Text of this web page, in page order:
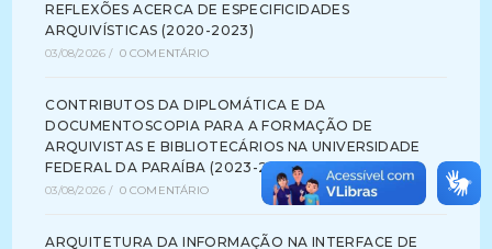
REFLEXÕES ACERCA DE ESPECIFICIDADES
ARQUIVÍSTICAS (2020-2023)
03/08/2026 / 0 COMENTÁRIO
CONTRIBUTOS DA DIPLOMÁTICA E DA
DOCUMENTOSCOPIA PARA A FORMAÇÃO DE
ARQUIVISTAS E BIBLIOTECÁRIOS NA UNIVERSIDADE
FEDERAL DA PARAÍBA (2023-2024)
03/08/2026 / 0 COMENTÁRIO
ARQUITETURA DA INFORMAÇÃO NA INTERFACE DE